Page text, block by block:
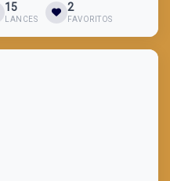
15
LANCES
2
FAVORITOS